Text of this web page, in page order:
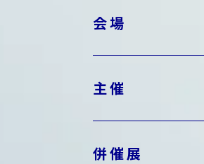
会場
主催
併催展